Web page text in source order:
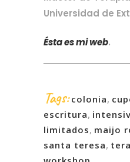
Universidad de
Ésta es mi web.
Tags: colonia,
escritura,
limitados, maijo
santa teresa,